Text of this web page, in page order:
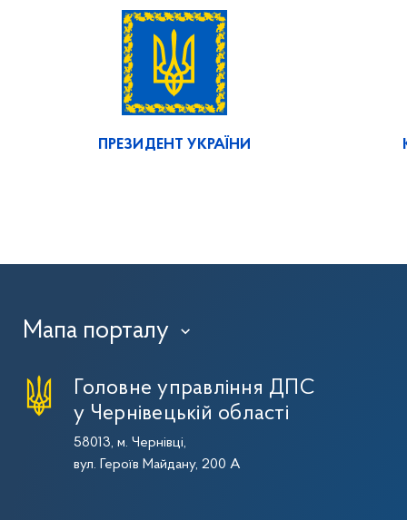
ПРЕЗИДЕНТ УКРАЇНИ
Мапа порталу ›
Головне управління ДПС
у Чернівецькій області
58013, м. Чернівці,
вул. Героїв Майдану, 200 А